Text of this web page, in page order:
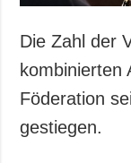
Die Zahl der
kombinierten
Föderation
gestiegen.